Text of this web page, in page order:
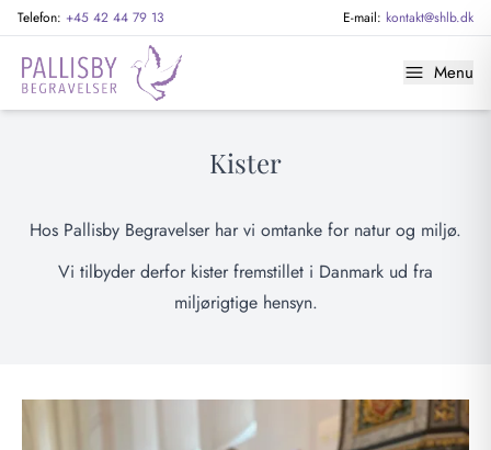
Telefon: +45 42 44 79 13 E-mail: kontakt@shlb.dk
Menu
Kister
Hos Pallisby Begravelser har vi omtanke for natur og miljø.
Vi tilbyder derfor kister fremstillet i Danmark ud fra
miljørigtige hensyn.